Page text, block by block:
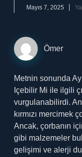
Mayıs 7, 2025
Ömer
Metnin sonunda
Içebilir Mi ile ilgili
vurgulanabilirdi.
kırmızı mercimek
Ancak, çorbanın
gibi malzemeler
gelişimi ve alerji